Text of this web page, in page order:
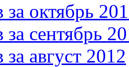
октябрь
сентябрь
август 2012